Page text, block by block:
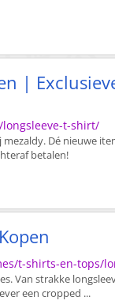
|
t-shirt/
Dé nieuwe
betalen!
t-shirts-en-tops/
Van strakke
een cropped ...